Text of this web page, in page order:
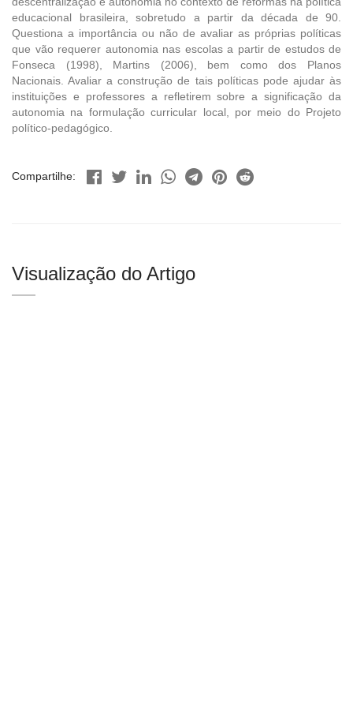
educacional brasileira, sobretudo a partir da década de 90.
Questiona a importância ou não de avaliar as próprias políticas
que vão requerer autonomia nas escolas a partir de estudos de
Fonseca (1998), Martins (2006), bem como dos Planos
Nacionais. Avaliar a construção de tais políticas pode ajudar às
instituições e professores a refletirem sobre a significação da
autonomia na formulação curricular local, por meio do Projeto
político-pedagógico.
Compartilhe:
Visualização do Artigo